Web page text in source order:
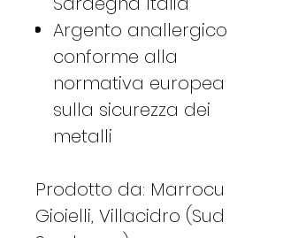
Argento anallergico
conforme alla
normativa europea
sulla sicurezza dei
metalli
Prodotto da: Marrocu
Gioielli, Villacidro (Sud